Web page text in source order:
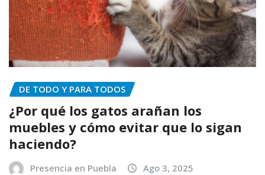
DE TODO Y PARA TODOS
¿Por qué los gatos arañan los
muebles y cómo evitar que lo sigan
haciendo?
Presencia en Puebla Ago 3, 2025